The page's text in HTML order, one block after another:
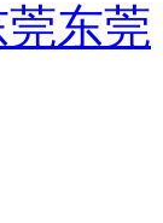
东莞